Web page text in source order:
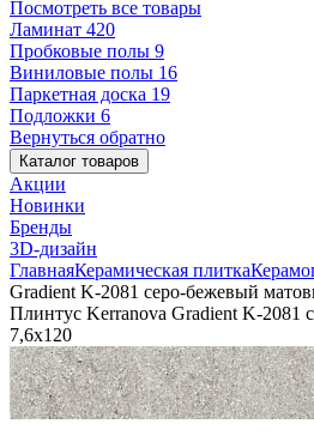
Посмотреть все товары
Ламинат 420
Пробковые полы 9
Виниловые полы 16
Паркетная доска 19
Подложки 6
Вернуться обратно
Каталог товаров
Акции
Новинки
Бренды
3D-дизайн
ГлавнаяКерамическая плитка
Gradient K-2081 серо-бежевый
Плинтус Kerranova Gradient K-2081
7,6x120